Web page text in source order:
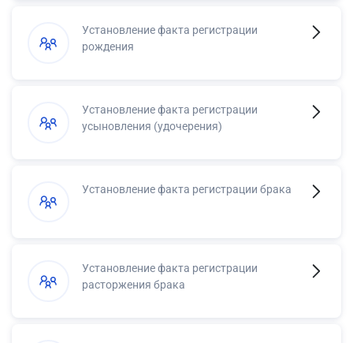
Установление факта регистрации
рождения
Установление факта регистрации
усыновления (удочерения)
Установление факта регистрации брака
Установление факта регистрации
расторжения брака